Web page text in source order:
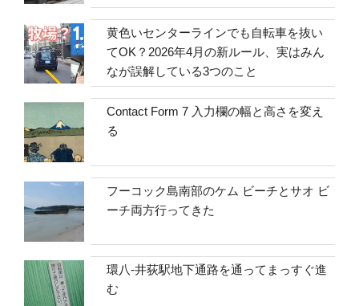
黄色いセンターラインでも自転車を抜い
てOK？2026年4月の新ルール、実はみん
なが誤解している3つのこと
Contact Form 7 入力欄の幅と高さを変え
る
フーコック島南部のケム ビーチとサオ ビ
ーチ両方行ってきた
環八-井荻駅地下通路を通ってまっすぐ進
む